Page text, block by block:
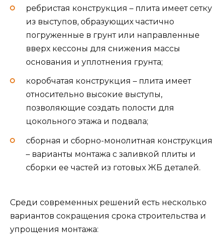
ребристая конструкция – плита имеет сетку
из выступов, образующих частично
погруженные в грунт или направленные
вверх кессоны для снижения массы
основания и уплотнения грунта;
коробчатая конструкция – плита имеет
относительно высокие выступы,
позволяющие создать полости для
цокольного этажа и подвала;
сборная и сборно-монолитная конструкция
– варианты монтажа с заливкой плиты и
сборки ее частей из готовых ЖБ деталей.
Среди современных решений есть несколько
вариантов сокращения срока строительства и
упрощения монтажа: